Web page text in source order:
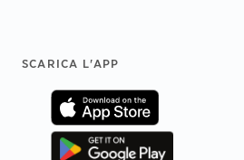
Footer
SCARICA L'APP